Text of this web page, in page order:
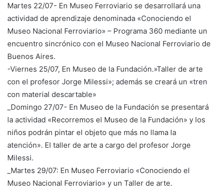
Martes 22/07- En Museo Ferroviario se desarrollará una
actividad de aprendizaje denominada «Conociendo el
Museo Nacional Ferroviario» – Programa 360 mediante un
encuentro sincrónico con el Museo Nacional Ferroviario de
Buenos Aires.
-Viernes 25/07, En Museo de la Fundación.»Taller de arte
con el profesor Jorge Milessi»; además se creará un «tren
con material descartable»
_Domingo 27/07- En Museo de la Fundación se presentará
la actividad «Recorremos el Museo de la Fundación» y los
niños podrán pintar el objeto que más no llama la
atención». El taller de arte a cargo del profesor Jorge
Milessi.
_Martes 29/07: En Museo Ferroviario «Conociendo el
Museo Nacional Ferroviario» y un Taller de arte.